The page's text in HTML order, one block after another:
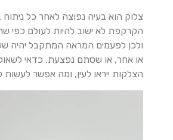
צלוק הוא בעיה נפוצה לאחר כל
הקרקפת לא ישוב להיות לעולם כפי
ולכן לפעמים המראה המתקבל יהיה
או אחר, או שסתם נפצעת. כדאי
הצלקות ייראו לעין, ומה אפשר לעשות